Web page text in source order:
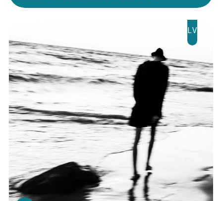
ThreadsFacebookYoutube Instagram
Flick
LV